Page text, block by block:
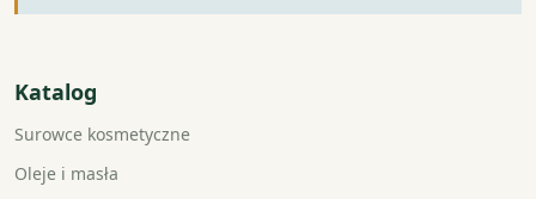
Katalog
Surowce kosmetyczne
Oleje i masła